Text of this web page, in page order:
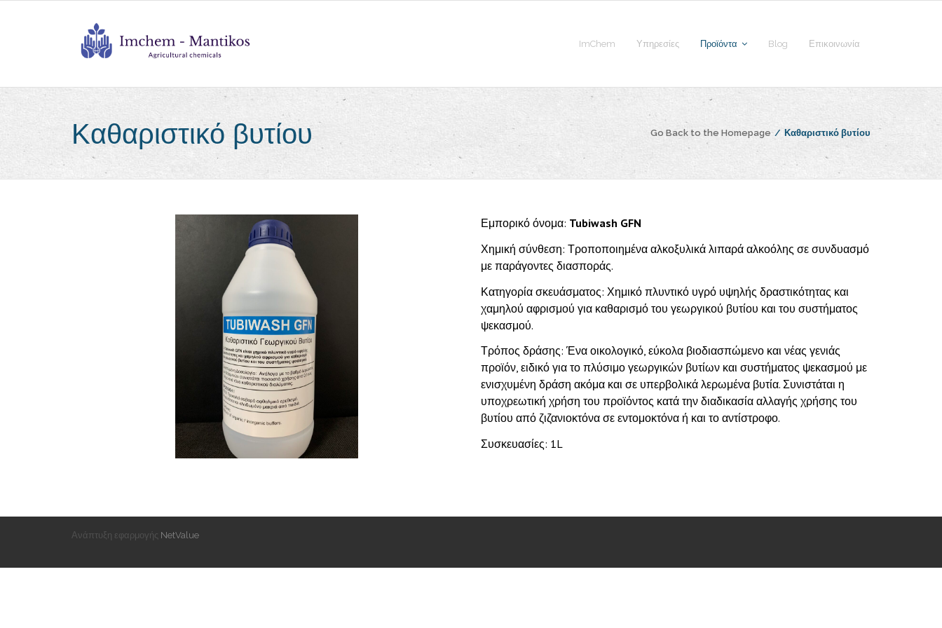
ImChem Υπηρεσίες Προϊόντα Blog Επικοινωνία
Καθαριστικό βυτίου Go Back to the Homepage / Καθαριστικό βυτίου
Εμπορικό όνομα: Tubiwash GFN
Χημική σύνθεση: Τροποποιημένα αλκοξυλικά λιπαρά αλκοόλης σε συνδυασμό
με παράγοντες διασποράς.
Κατηγορία σκευάσματος: Χημικό πλυντικό υγρό υψηλής δραστικότητας και
χαμηλού αφρισμού για καθαρισμό του γεωργικού βυτίου και του συστήματος
ψεκασμού.
Τρόπος δράσης: Ένα οικολογικό, εύκολα βιοδιασπώμενο και νέας γενιάς
προϊόν, ειδικό για το πλύσιμο γεωργικών βυτίων και συστήματος ψεκασμού με
ενισχυμένη δράση ακόμα και σε υπερβολικά λερωμένα βυτία. Συνιστάται η
υποχρεωτική χρήση του προϊόντος κατά την διαδικασία αλλαγής χρήσης του
βυτίου από ζιζανιοκτόνα σε εντομοκτόνα ή και το αντίστροφο.
Συσκευασίες: 1L
Ανάπτυξη εφαρμογής NetValue